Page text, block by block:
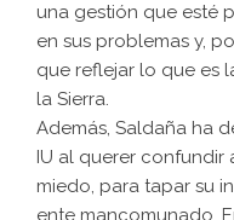
una gestión que esté
en sus problemas y,
que reflejar lo que es
la Sierra.
Además, Saldaña ha
IU al querer confundir
miedo, para tapar su
ente mancomunado.